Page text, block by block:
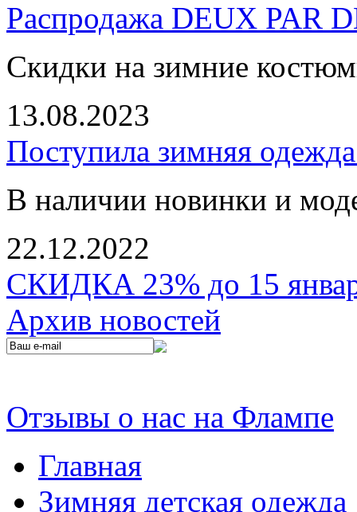
Распродажа DEUX PAR
Скидки на зимние
13.08.2023
Поступила зимняя
В наличии новинки и
22.12.2022
СКИДКА 23% до 15
Архив новостей
Отзывы о нас на Флампе
Главная
Зимняя детская одежда